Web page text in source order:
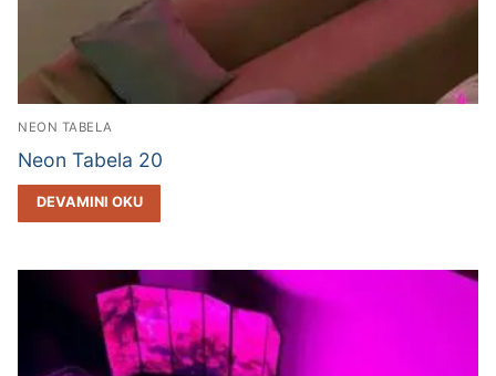
NEON TABELA
Neon Tabela 20
DEVAMINI OKU